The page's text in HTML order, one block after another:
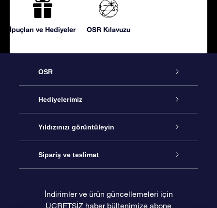
İpuçları ve Hediyeler OSR Kılavuzu
OSR
Hizmet
İletişim
Blogu
Hediyelerimiz
Çevrimiçi Yıldız Hediyesi
OSR Hediye Paketi
Yıldızınızı görüntüleyin
Star Register
Sipariş ve teslimat
İndirimler ve ürün güncellemeleri için
ÜCRETSİZ haber bültenimize abone